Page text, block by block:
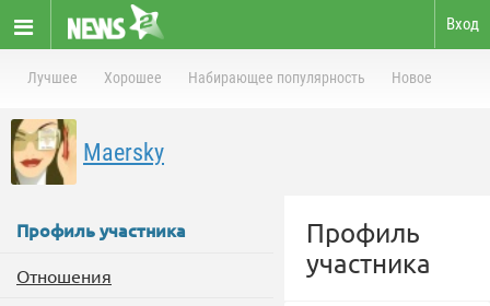
Вход
Лучшее Хорошее Набирающее популярность Новое
Maersky
Профиль участника
Отношения
Профиль
участника